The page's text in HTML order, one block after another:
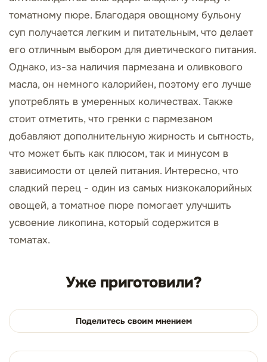
томатному пюре. Благодаря овощному бульону
суп получается легким и питательным, что делает
его отличным выбором для диетического питания.
Однако, из-за наличия пармезана и оливкового
масла, он немного калорийен, поэтому его лучше
употреблять в умеренных количествах. Также
стоит отметить, что гренки с пармезаном
добавляют дополнительную жирность и сытность,
что может быть как плюсом, так и минусом в
зависимости от целей питания. Интересно, что
сладкий перец - один из самых низкокалорийных
овощей, а томатное пюре помогает улучшить
усвоение ликопина, который содержится в
томатах.
Уже приготовили?
Поделитесь своим мнением